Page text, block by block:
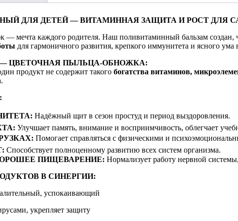
ДЛЯ ДЕТЕЙ — ВИТАМИННАЯ ЗАЩИТА И РОСТ ДЛЯ
— мечта каждого родителя. Наш поливитаминный бальзам
для гармоничного развития, крепкого иммунитета и ясного
ЦВЕТОЧНАЯ ПЫЛЬЦА-ОБНОЖКА:
продукт не содержит такого богатства витаминов,
Надёжный щит в сезон простуд и период выздоровления.
Улучшает память, внимание и восприимчивость, облегчает
Помогает справляться с физическими и
Способствует полноценному развитию всех систем организма.
ПИЩЕВАРЕНИЕ: Нормализует работу нервной
В СИНЕРГИИ:
успокаивающий
укрепляет защиту